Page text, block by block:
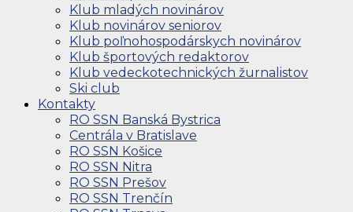
Klub mladých novinárov
Klub novinárov seniorov
Klub poľnohospodárskych novinárov
Klub športových redaktorov
Klub vedeckotechnických žurnalistov
Ski club
Kontakty
RO SSN Banská Bystrica
Centrála v Bratislave
RO SSN Košice
RO SSN Nitra
RO SSN Prešov
RO SSN Trenčín